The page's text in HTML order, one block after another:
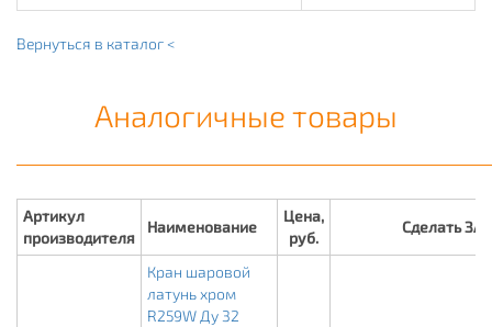
Вернуться в каталог <
Аналогичные товары
Артикул
производителя
Наименование
Цена,
руб.
Сделать
Кран шаровой
латунь хром
R259W Ду 32